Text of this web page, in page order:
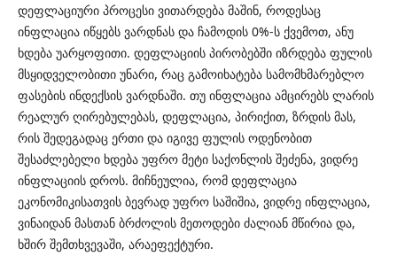
დეფლაციური პროცესი ვითარდება მაშინ, როდესაც
ინფლაცია იწყებს ვარდნას და ჩამოდის 0%-ს ქვემოთ, ანუ
ხდება უარყოფითი. დეფლაციის პირობებში იზრდება ფულის
მსყიდველობითი უნარი, რაც გამოიხატება სამომხმარებლო
ფასების ინდექსის ვარდნაში. თუ ინფლაცია ამცირებს ლარის
რეალურ ღირებულებას, დეფლაცია, პირიქით, ზრდის მას,
რის შედეგადაც ერთი და იგივე ფულის ოდენობით
შესაძლებელი ხდება უფრო მეტი საქონლის შეძენა, ვიდრე
ინფლაციის დროს. მიჩნეულია, რომ დეფლაცია
ეკონომიკისათვის ბევრად უფრო საშიშია, ვიდრე ინფლაცია,
ვინაიდან მასთან ბრძოლის მეთოდები ძალიან მწირია და,
ხშირ შემთხვევაში, არაეფექტური.